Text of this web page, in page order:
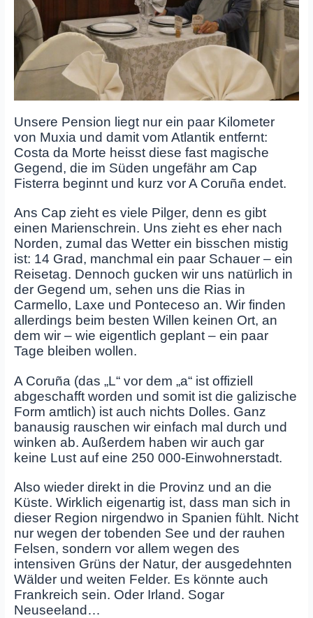
Unsere Pension liegt nur ein paar Kilometer
von Muxia und damit vom Atlantik entfernt:
Costa da Morte heisst diese fast magische
Gegend, die im Süden ungefähr am Cap
Fisterra beginnt und kurz vor A Coruña endet.
Ans Cap zieht es viele Pilger, denn es gibt
einen Marienschrein. Uns zieht es eher nach
Norden, zumal das Wetter ein bisschen mistig
ist: 14 Grad, manchmal ein paar Schauer – ein
Reisetag. Dennoch gucken wir uns natürlich in
der Gegend um, sehen uns die Rias in
Carmello, Laxe und Ponteceso an. Wir finden
allerdings beim besten Willen keinen Ort, an
dem wir – wie eigentlich geplant – ein paar
Tage bleiben wollen.
A Coruña (das „L“ vor dem „a“ ist offiziell
abgeschafft worden und somit ist die galizische
Form amtlich) ist auch nichts Dolles. Ganz
banausig rauschen wir einfach mal durch und
winken ab. Außerdem haben wir auch gar
keine Lust auf eine 250 000-Einwohnerstadt.
Also wieder direkt in die Provinz und an die
Küste. Wirklich eigenartig ist, dass man sich in
dieser Region nirgendwo in Spanien fühlt. Nicht
nur wegen der tobenden See und der rauhen
Felsen, sondern vor allem wegen des
intensiven Grüns der Natur, der ausgedehnten
Wälder und weiten Felder. Es könnte auch
Frankreich sein. Oder Irland. Sogar
Neuseeland…